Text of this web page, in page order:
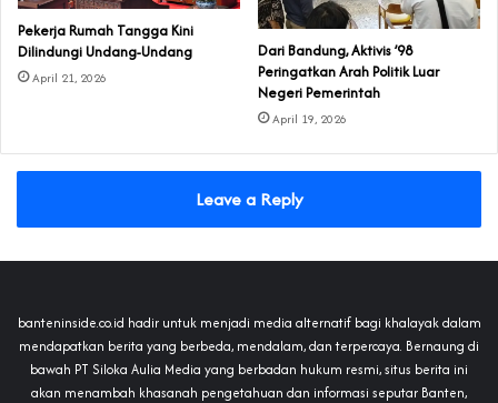
Pekerja Rumah Tangga Kini
Dilindungi Undang-Undang
April 21, 2026
Dari Bandung, Aktivis ’98
Peringatkan Arah Politik Luar
Negeri Pemerintah
April 19, 2026
Leave a Reply
banteninside.co.id hadir untuk menjadi media alternatif bagi khalayak dalam
mendapatkan berita yang berbeda, mendalam, dan terpercaya. Bernaung di
bawah PT Siloka Aulia Media yang berbadan hukum resmi, situs berita ini
akan menambah khasanah pengetahuan dan informasi seputar Banten,